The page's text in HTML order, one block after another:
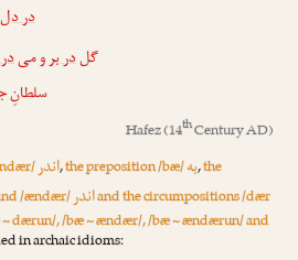
در
گلدر برو می
سلطانِ
Hafez(14thCentury AD)
اندر,the preposition /bæ/به,the
/ændær/اندرand the circumpositions /dær
dærun/, /bæ ~ ændær/, /bæ ~ ændærun/ and
in archaic idioms: